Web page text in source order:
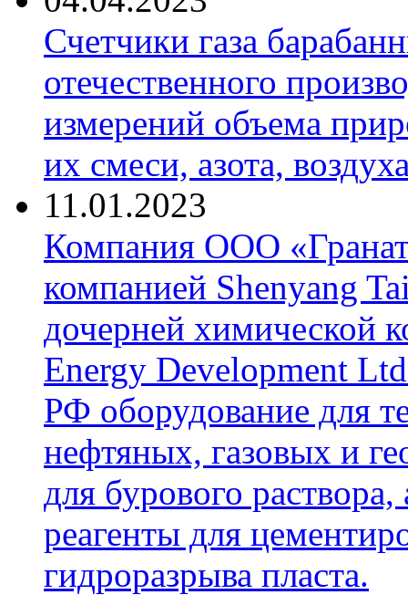
Счетчики газа
отечественного
измерений объема
их смеси, азота,
11.01.2023
Компания ООО
компанией Shenyang
дочерней химической
Energy Development
РФ оборудование для
нефтяных, газовых и
для бурового
реагенты для
гидроразрыва пласта.